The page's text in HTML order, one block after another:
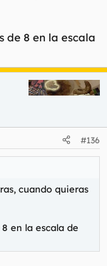
de 8 en la escala
#136
cuando quieras
en la escala de